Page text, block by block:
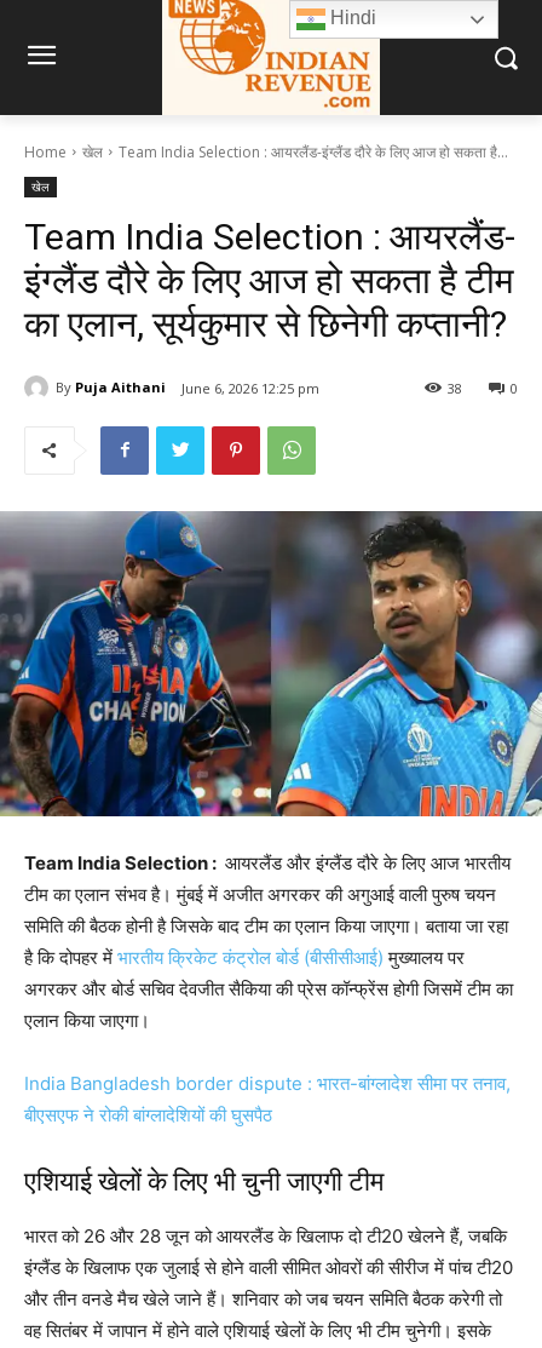
Home खेल Team India Selection : आयरलैंड-इंग्लैंड दौरे के लिए आज हो सकता है...
खेल
Team India Selection : आयरलैंड-
इंग्लैंड दौरे के लिए आज हो सकता है टीम
का एलान, सूर्यकुमार से छिनेगी कप्तानी?
By Puja Aithani June 6, 2026 12:25 pm 0
38
Team India Selection : आयरलैंड और इंग्लैंड दौरे के लिए आज भारतीय
टीम का एलान संभव है। मुंबई में अजीत अगरकर की अगुआई वाली पुरुष चयन
समिति की बैठक होनी है जिसके बाद टीम का एलान किया जाएगा। बताया जा रहा
है कि दोपहर में भारतीय क्रिकेट कंट्रोल बोर्ड (बीसीसीआई) मुख्यालय पर
अगरकर और बोर्ड सचिव देवजीत सैकिया की प्रेस कॉन्फ्रेंस होगी जिसमें टीम का
एलान किया जाएगा।
India Bangladesh border dispute : भारत-बांग्लादेश सीमा पर तनाव,
बीएसएफ ने रोकी बांग्लादेशियों की घुसपैठ
एशियाई खेलों के लिए भी चुनी जाएगी टीम
भारत को 26 और 28 जून को आयरलैंड के खिलाफ दो टी20 खेलने हैं, जबकि
इंग्लैंड के खिलाफ एक जुलाई से होने वाली सीमित ओवरों की सीरीज में पांच टी20
और तीन वनडे मैच खेले जाने हैं। शनिवार को जब चयन समिति बैठक करेगी तो
वह सितंबर में जापान में होने वाले एशियाई खेलों के लिए भी टीम चुनेगी। इसके
Hindi